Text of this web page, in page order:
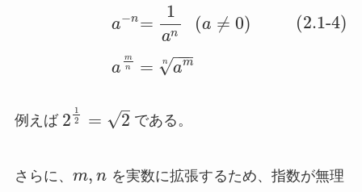
a−n
a
m
n
=
1
an
= am
−−
−
√
n
(a ≠ 0) (2.1-4)
例えば 2 1
2
= 2
–
√ である。
さらに、 m, n を実数に拡張するため、指数が無理